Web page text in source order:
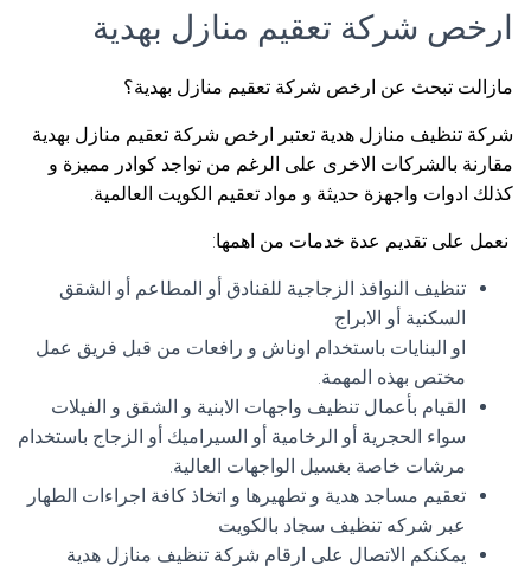
ارخص شركة تعقيم منازل بهدية
مازالت تبحث عن ارخص شركة تعقيم منازل بهدية؟
شركة تنظيف منازل هدية تعتبر ارخص شركة تعقيم منازل بهدية
مقارنة بالشركات الاخرى على الرغم من تواجد كوادر مميزة و
كذلك ادوات واجهزة حديثة و مواد تعقيم الكويت العالمية.
نعمل على تقديم عدة خدمات من اهمها:
تنظيف النوافذ الزجاجية للفنادق أو المطاعم أو الشقق
السكنية أو الابراج
او البنايات باستخدام اوناش و رافعات من قبل فريق عمل
مختص بهذه المهمة.
القيام بأعمال تنظيف واجهات الابنية و الشقق و الفيلات
سواء الحجرية أو الرخامية أو السيراميك أو الزجاج باستخدام
مرشات خاصة بغسيل الواجهات العالية.
تعقيم مساجد هدية و تطهيرها و اتخاذ كافة اجراءات الطهار
عبر شركه تنظيف سجاد بالكويت
يمكنكم الاتصال على ارقام شركة تنظيف منازل هدية